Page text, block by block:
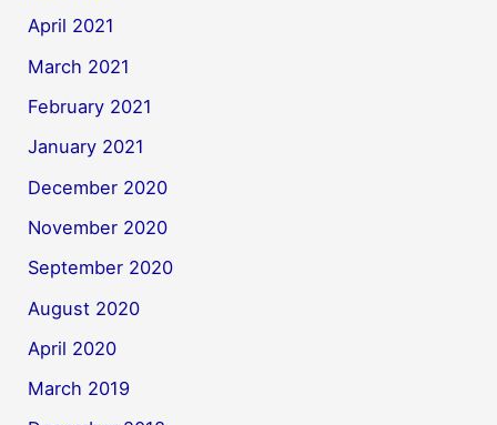
April 2021
March 2021
February 2021
January 2021
December 2020
November 2020
September 2020
August 2020
April 2020
March 2019